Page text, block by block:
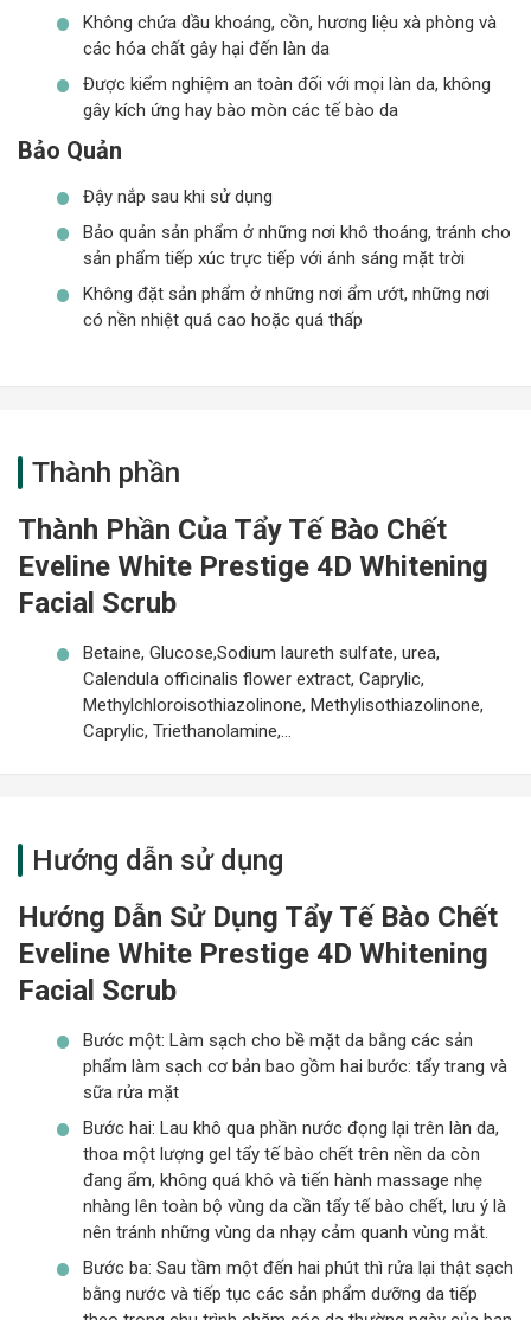
Không chứa dầu khoáng, cồn, hương liệu xà phòng và
các hóa chất gây hại đến làn da
Được kiểm nghiệm an toàn đối với mọi làn da, không
gây kích ứng hay bào mòn các tế bào da
Bảo Quản
Đậy nắp sau khi sử dụng
Bảo quản sản phẩm ở những nơi khô thoáng, tránh cho
sản phẩm tiếp xúc trực tiếp với ánh sáng mặt trời
Không đặt sản phẩm ở những nơi ẩm ướt, những nơi
có nền nhiệt quá cao hoặc quá thấp
Thành phần
Thành Phần Của Tẩy Tế Bào Chết
Eveline White Prestige 4D Whitening
Facial Scrub
Betaine, Glucose,Sodium laureth sulfate, urea,
Calendula officinalis flower extract, Caprylic,
Methylchloroisothiazolinone, Methylisothiazolinone,
Caprylic, Triethanolamine,…
Hướng dẫn sử dụng
Hướng Dẫn Sử Dụng Tẩy Tế Bào Chết
Eveline White Prestige 4D Whitening
Facial Scrub
Bước một: Làm sạch cho bề mặt da bằng các sản
phẩm làm sạch cơ bản bao gồm hai bước: tẩy trang và
sữa rửa mặt
Bước hai: Lau khô qua phần nước đọng lại trên làn da,
thoa một lượng gel tẩy tế bào chết trên nền da còn
đang ẩm, không quá khô và tiến hành massage nhẹ
nhàng lên toàn bộ vùng da cần tẩy tế bào chết, lưu ý là
nên tránh những vùng da nhạy cảm quanh vùng mắt.
Bước ba: Sau tầm một đến hai phút thì rửa lại thật sạch
bằng nước và tiếp tục các sản phẩm dưỡng da tiếp